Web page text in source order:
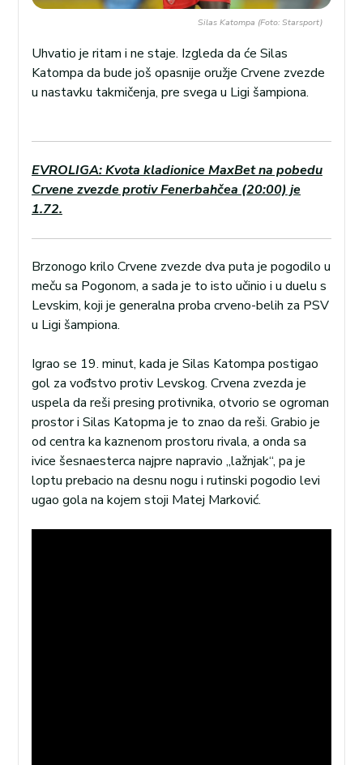
Silas Katompa (Foto: Starsport)
Uhvatio je ritam i ne staje. Izgleda da će Silas
Katompa da bude još opasnije oružje Crvene zvezde
u nastavku takmičenja, pre svega u Ligi šampiona.
EVROLIGA: Kvota kladionice MaxBet na pobedu
Crvene zvezde protiv Fenerbahčea (20:00) je
1.72.
Brzonogo krilo Crvene zvezde dva puta je pogodilo u
meču sa Pogonom, a sada je to isto učinio i u duelu s
Levskim, koji je generalna proba crveno-belih za PSV
u Ligi šampiona.
Igrao se 19. minut, kada je Silas Katompa postigao
gol za vođstvo protiv Levskog. Crvena zvezda je
uspela da reši presing protivnika, otvorio se ogroman
prostor i Silas Katopma je to znao da reši. Grabio je
od centra ka kaznenom prostoru rivala, a onda sa
ivice šesnaesterca najpre napravio „lažnjak“, pa je
loptu prebacio na desnu nogu i rutinski pogodio levi
ugao gola na kojem stoji Matej Marković.